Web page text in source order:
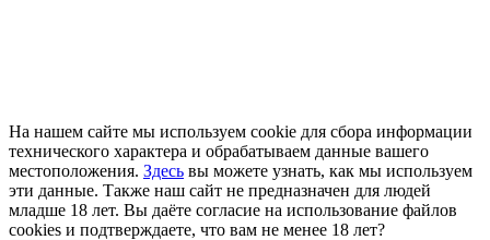
На нашем сайте мы используем cookie для сбора информации
технического характера и обрабатываем данные вашего
местоположения. Здесь вы можете узнать, как мы используем
эти данные. Также наш сайт не предназначен для людей
младше 18 лет. Вы даёте согласие на использование файлов
cookies и подтверждаете, что вам не менее 18 лет?